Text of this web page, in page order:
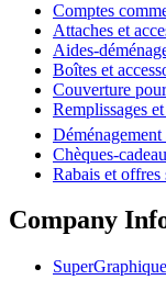
Comptes
Attaches et
Aides-
Boîtes et
Couverture
Remplissages
Chèques-
Rabais et offres
Company